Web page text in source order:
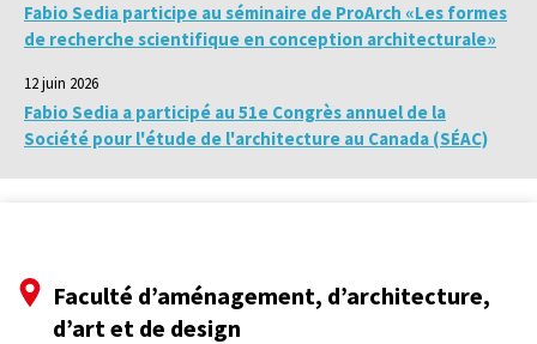
Fabio Sedia participe au séminaire de ProArch «Les formes
de recherche scientifique en conception architecturale»
12 juin 2026
Fabio Sedia a participé au 51e Congrès annuel de la
Société pour l'étude de l'architecture au Canada (SÉAC)
Faculté d’aménagement, d’architecture,
d’art et de design